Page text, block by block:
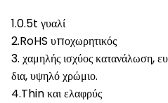
1.0.5t γυαλί
2.RoHS υποχωρητικός
3. χαμηλής ισχύος κατανάλωση,
δια, υψηλό χρώμιο.
4.Thin και ελαφρύς